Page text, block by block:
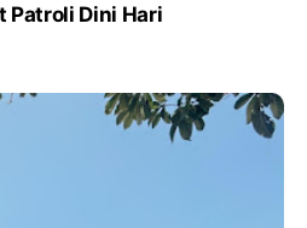
Patroli Dini Hari